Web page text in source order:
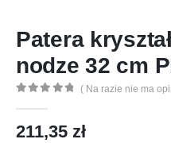
Patera
nodze 32 cm
( Na razie nie ma
211,35 zł